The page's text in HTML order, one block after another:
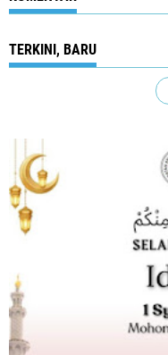
TERKINI, BARU